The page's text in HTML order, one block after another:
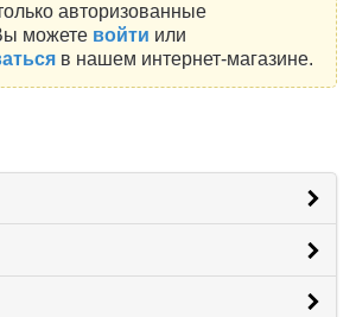
авторизованные
можете войти или
в нашем интернет-магазине.